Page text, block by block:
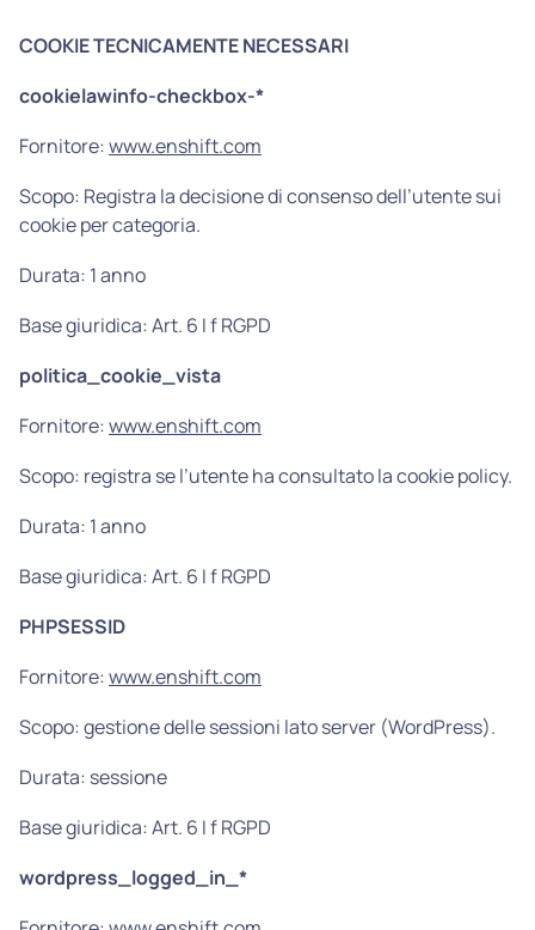
COOKIE TECNICAMENTE NECESSARI
cookielawinfo-checkbox-*
Fornitore:www.enshift.com
Scopo: Registra la decisione di consenso dell’utente sui
cookie per categoria.
Durata: 1 anno
Base giuridica: Art. 6 I f RGPD
politica_cookie_vista
Fornitore:www.enshift.com
Scopo: registra se l’utente ha consultato la cookie policy.
Durata: 1 anno
Base giuridica: Art. 6 I f RGPD
PHPSESSID
Fornitore:www.enshift.com
Scopo: gestione delle sessioni lato server (WordPress).
Durata: sessione
Base giuridica: Art. 6 I f RGPD
wordpress_logged_in_*